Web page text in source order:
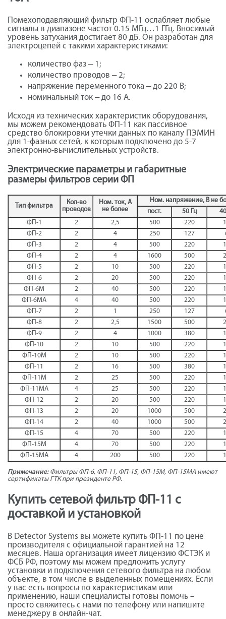
Помехоподавляющий фильтр ФП-11 ослабляет любые
сигналы в диапазоне частот 0.15 МГц…1 ГГц. Вносимый
уровень затухания достигает 80 дБ. Он разработан для
электроцепей с такими характеристиками:
количество фаз ‒ 1;
количество проводов ‒ 2;
напряжение переменного тока ‒ до 220 В;
номинальный ток ‒ до 16 А.
Исходя из технических характеристик оборудования,
мы можем рекомендовать ФП-11 как пассивное
средство блокировки утечки данных по каналу ПЭМИН
для 1-фазных сетей, к которым подключено до 5-7
электронно-вычислительных устройств.
Электрические параметры и габаритные
размеры фильтров серии ФП
Тип фильтра
Кол-во
проводов
Ном. ток, А
не более
Ном. напряжение, В не
пост.
50 Гц
ФП-1
2 2,5 500 220
ФП-2
2 4 250 127
ФП-3
2 4 500 220
ФП-4
2 4 1600 500
ФП-5
2 10 500 220
ФП-6
2 20 500 220
ФП-6М
2 40 500 220
ФП-6МА
4 40 500 220
ФП-7
2 1 250 127
ФП-8
2 2,5 1500 500
ФП-9
2 4 1000 380
ФП-10
2 10 500 220
ФП-10М
2 10 500 220
ФП-11
2 16 500 380
ФП-11М
2 25 500 220
ФП-11МА
4 25 500 220
ФП-12
2 20 500 220
ФП-13
2 20 1000 500
ФП-14
2 40 1000 500
ФП-15
4 70 500 220
ФП-15М
4 70 500 220
ФП-15МА
4 200 500 220
Примечание:Фильтры ФП-6, ФП-11, ФП-15, ФП-15М, ФП-15МА имеют
сертификаты ГТК при президенте РФ.
Купить сетевой фильтр ФП-11 с
доставкой и установкой
В Detector Systems вы можете купить ФП-11 по цене
производителя с официальной гарантией на 12
месяцев. Наша организация имеет лицензию ФСТЭК и
ФСБ РФ, поэтому мы можем предложить услугу
установки и подключения сетевого фильтра на любом
объекте, в том числе в выделенных помещениях. Если
у вас есть вопросы по характеристикам или
применению, наши специалисты готовы помочь –
просто свяжитесь с нами по телефону или напишите
менеджеру в онлайн-чат.